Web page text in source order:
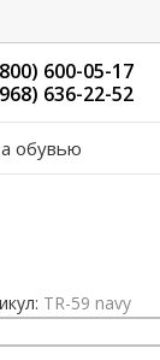
600-05-17
636-22-52
обувью
TR-59 navy